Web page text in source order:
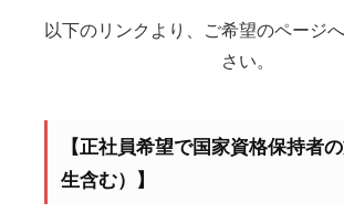
以下のリンクより、ご希望のページ
さい。
【正社員希望で国家資格保持者
生含む）】